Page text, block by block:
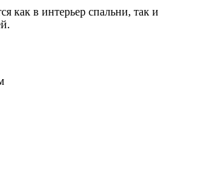
как в интерьер спальни, так и